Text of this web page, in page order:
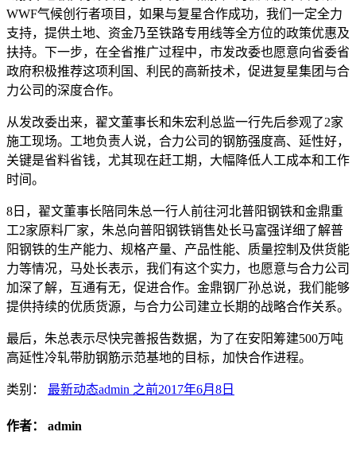
WWF气候创行者项目，如果与复星合作成功，我们一定全力
支持，提供土地、资金乃至铁路专用线等全方位的政策优惠及
扶持。下一步，在全省推广过程中，市发改委也愿意向省委省
政府积极推荐这项利国、利民的高新技术，促进复星集团与合
力公司的深度合作。
从发改委出来，翟文董事长和朱宏利总监一行先后参观了2家
施工现场。工地负责人说，合力公司的钢筋强度高、延性好，
关键是省料省钱，尤其现在赶工期，大幅降低人工成本和工作
时间。
8日，翟文董事长陪同朱总一行人前往河北普阳钢铁和金鼎重
工2家原料厂家，朱总向普阳钢铁销售处长马富强详细了解普
阳钢铁的生产能力、规格产量、产品性能、质量控制及供货能
力等情况，马处长表示，我们有这个实力，也愿意与合力公司
加深了解，互通有无，促进合作。金鼎钢厂孙总说，我们能够
提供持续的优质货源，与合力公司建立长期的战略合作关系。
最后，朱总表示尽快完善报告数据，为了在安阳筹建500万吨
高延性冷轧带肋钢筋示范基地的目标，加快合作进程。
类别： 最新动态admin 之前2017年6月8日
作者： admin